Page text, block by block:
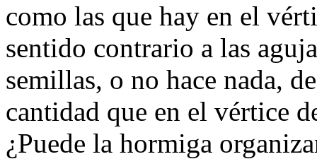
como las que hay en el
sentido contrario a las
semillas, o no hace nada,
cantidad que en el vértice
¿Puede la hormiga